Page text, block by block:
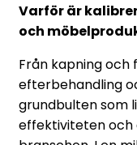
Varför är
och
Från kapning
efterbehandling
grundbulten som
effektiviteten och